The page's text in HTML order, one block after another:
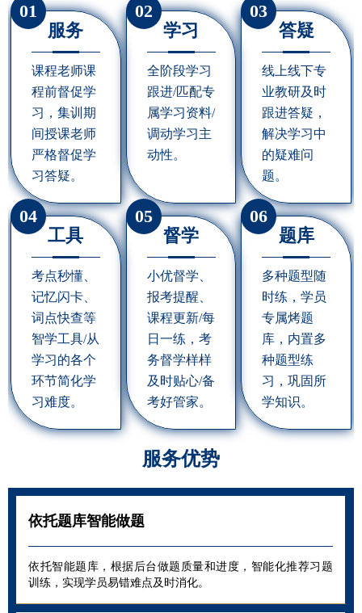
01
服务
课程老师课
程前督促学
习，集训期
间授课老师
严格督促学
习答疑。
02
学习
全阶段学习
跟进/匹配专
属学习资料/
调动学习主
动性。
03
答疑
线上线下专
业教研及时
跟进答疑，
解决学习中
的疑难问
题。
04
工具
考点秒懂、
记忆闪卡、
词点快查等
智学工具/从
学习的各个
环节简化学
习难度。
05
督学
小优督学、
报考提醒、
课程更新/每
日一练，考
务督学样样
及时贴心/备
考好管家。
06
题库
多种题型随
时练，学员
专属烤题
库，内置多
种题型练
习，巩固所
学知识。
服务优势
依托题库智能做题
依托智能题库，根据后台做题质量和进度，智能化推荐习题
训练，实现学员易错难点及时消化。